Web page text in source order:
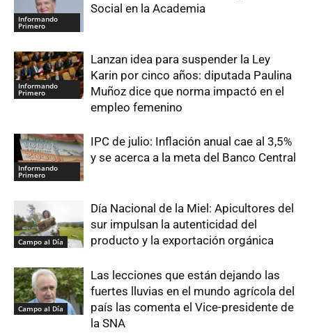
Informando
Primero
Social en la Academia
Informando
Primero
Lanzan idea para suspender la Ley
Karin por cinco años: diputada Paulina
Muñoz dice que norma impactó en el
empleo femenino
Informando
Primero
IPC de julio: Inflación anual cae al 3,5%
y se acerca a la meta del Banco Central
Campo al Día
Día Nacional de la Miel: Apicultores del
sur impulsan la autenticidad del
producto y la exportación orgánica
Campo al Día
Las lecciones que están dejando las
fuertes lluvias en el mundo agrícola del
país las comenta el Vice-presidente de
la SNA